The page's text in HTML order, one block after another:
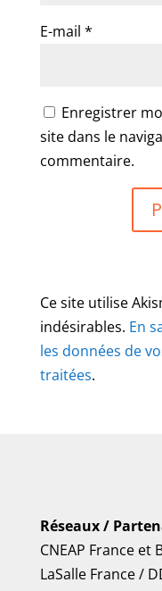
E-mail *
Enregistrer
site dans le
commentaire.
Ce site utilise
indésirables. En
les données de
traitées.
Réseaux /
CNEAP Franceet
LaSalle France/